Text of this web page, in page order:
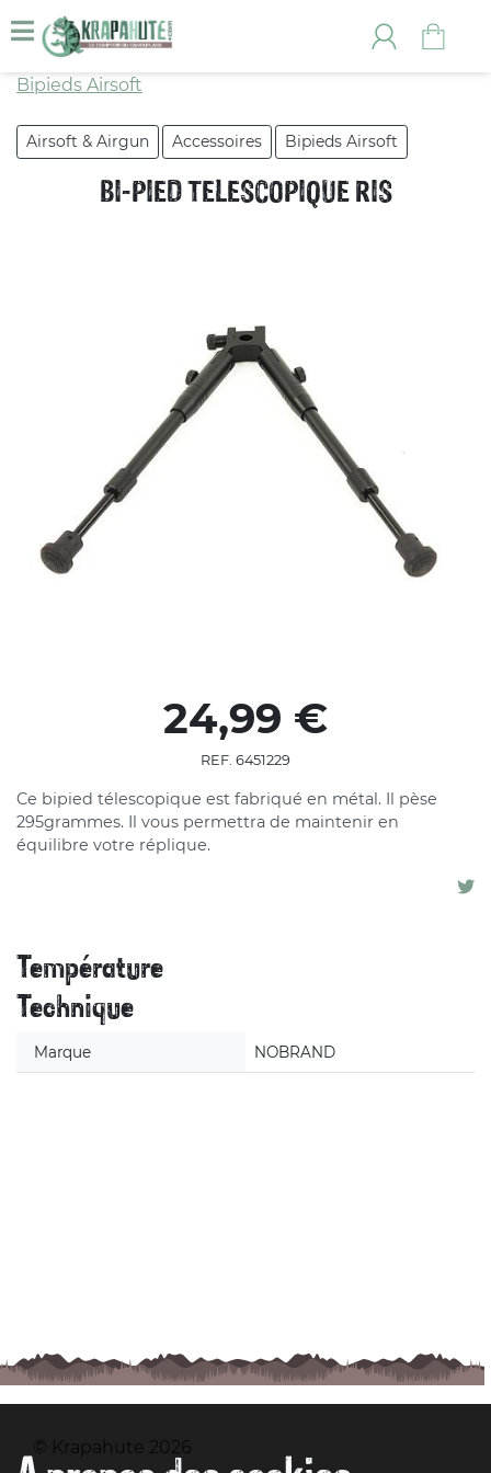
Airsoft & Airgun Accessoires Bipieds Airsoft
BI-PIED TELESCOPIQUE RIS
Ce bipied télescopique est fabriqué en métal. Il pèse
295grammes. Il vous permettra de maintenir en
équilibre votre réplique.
Bipieds Airsoft
24,99 €
REF. 6451229
Température
Technique
Marque NOBRAND
© Krapahute 2026